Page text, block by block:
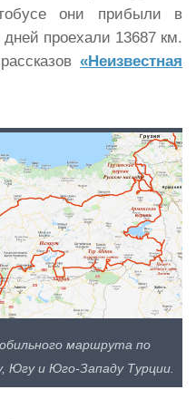
они прибыли в
проехали 13687 км.
«Неизвестная
маршрута по
Югу и Юго-Западу Турции.